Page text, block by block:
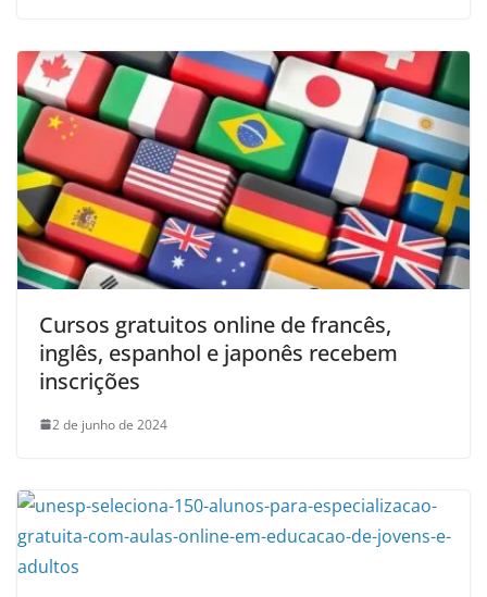
Cursos gratuitos online de francês,
inglês, espanhol e japonês recebem
inscrições
2 de junho de 2024